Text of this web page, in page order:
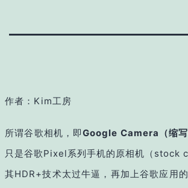
作者：Kim工房
所谓谷歌相机，即Google Camera（缩写
只是谷歌Pixel系列手机的原相机（stock
其HDR+技术太过牛逼，再加上谷歌应用